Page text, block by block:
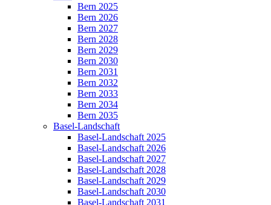
Bern 2025
Bern 2026
Bern 2027
Bern 2028
Bern 2029
Bern 2030
Bern 2031
Bern 2032
Bern 2033
Bern 2034
Bern 2035
Basel-Landschaft
Basel-Landschaft 2025
Basel-Landschaft 2026
Basel-Landschaft 2027
Basel-Landschaft 2028
Basel-Landschaft 2029
Basel-Landschaft 2030
Basel-Landschaft 2031